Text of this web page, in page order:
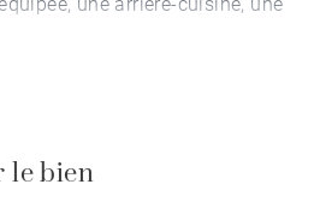
une arrière-cuisine, une
bien d’exception. Terrain de 1
piscine. Salle de sport, atelier
part de charges courantes
le bien